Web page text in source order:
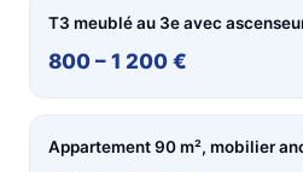
T3 meublé au 3e avec
800 – 1 200 €
Appartement 90 m², mobilier